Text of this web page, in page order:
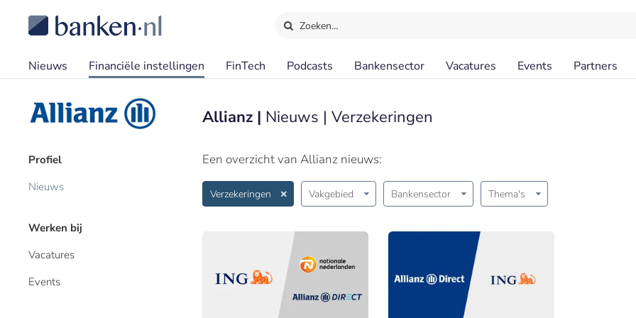
Zoeken…
Nieuws Financiële instellingen FinTech Podcasts Bankensector Vacatures Events Partners
Profiel
Nieuws
Werken bij
Vacatures
Events
Allianz | Nieuws | Verzekeringen
Een overzicht van Allianz nieuws:
Verzekeringen Vakgebied Bankensector Thema's